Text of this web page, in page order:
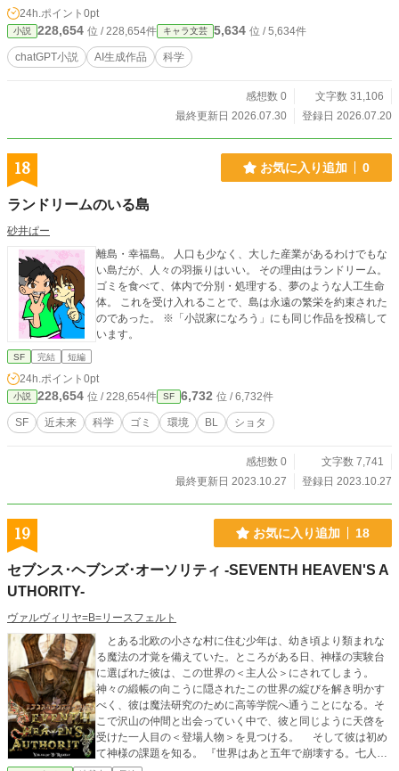
受け、商店街では《歩く春風》と呼ばれていた。そんな小春自身にも、折れた心
をもう一度立ち上がらせる未知能力《百折不撓》が眠っている。 さらに彼らの
前へ現れたのは、《歩く事故現場》と悪名高い高校生・灰庭朔也。触れた能力を
強制的に燃え尽きさせる《燃え尽き症候群》を持つ彼は、他人を救うためなら、
を縫い止める澪。絶望を再点火する小春。あらゆる力を燃やし尽くす朔也。 正
反対の四人が出会った時、都市の地下で封印されていた《原初星核》と、能力開
雄の物語ではない。 目の前の誰かを見捨てられない、不器用な少年少女たち
が、傷つき、衝突し、何度燃え尽きても立ち上がり、最後には全員で日常へ帰る
24h.ポイント 0pt
小説 228,654 位 / 228,654件 キャラ文芸 5,634 位 / 5,634件
chatGPT小説 AI生成作品 科学
感想数 0
文字数 31,106
最終更新日 2026.07.30
登録日 2026.07.20
18 お気に入り追加 0
ランドリームのいる島
砂井ぱー
離島・幸福島。 人口も少なく、大した産業があるわけでもな
い島だが、人々の羽振りはいい。 その理由はランドリーム。
ゴミを食べて、体内で分別・処理する、夢のような人工生命
体。 これを受け入れることで、島は永遠の繁栄を約束された
のであった。 ※「小説家になろう」にも同じ作品を投稿して
います。
SF 完結 短編
24h.ポイント 0pt
小説 228,654 位 / 228,654件 SF 6,732 位 / 6,732件
SF 近未来 科学 ゴミ 環境 BL ショタ
感想数 0
文字数 7,741
最終更新日 2023.10.27
登録日 2023.10.27
19 お気に入り追加 18
セブンス･ヘブンズ･オーソリティ -SEVENTH HEAVEN'S A
UTHORITY-
ヴァルヴィリヤ=B=リースフェルト
とある北欧の小さな村に住む少年は、幼き頃より類まれな
る魔法の才覚を備えていた。ところがある日、神様の実験台
に選ばれた彼は、この世界の＜主人公＞にされてしまう。
神々の緞帳の向こうに隠されたこの世界の綻びを解き明かす
べく、彼は魔法研究のために高等学院へ通うことになる。そ
こで沢山の仲間と出会っていく中で、彼と同じように天啓を
受けた一人目の＜登場人物＞を見つける。 そして彼は初め
て神様の課題を知る。 『世界はあと五年で崩壊する。七人の